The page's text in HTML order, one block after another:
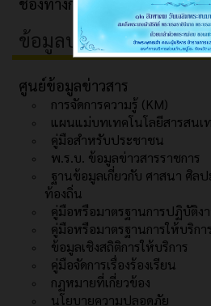
ข้อมูลบริการ
ศูนย์ข้อมูลข่าวสาร
การจัดการความรู้ (KM)
แผนแม่บทเทคโนโลยีสารสนเ
คู่มือสำหรับประชาชน
พ.ร.บ. ข้อมูลข่าวสารราชการ
ฐานข้อมูลเกี่ยวกับ ศาสนา ศิ
ท้องถิ่น
คู่มือหรือมาตรฐานการปฏิบัติง
คู่มือหรือมาตรฐานการให้บริการ
ข้อมูลเชิงสถิติการให้บริการ
คู่มือจัดการเรื่องร้องเรียน
กฏหมายที่เกี่ยวข้อง
นโยบายความปลอดภัย